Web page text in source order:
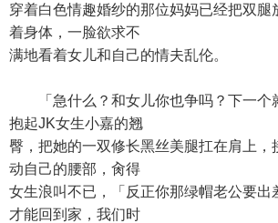
穿着白色情趣婚纱的那位妈妈已经把双腿
着身体，一脸欲求不
满地看着女儿和自己的情夫乱伦。
「急什么？和女儿你也争吗？下一个
抱起JK女生小嘉的翘
臀，把她的一双修长黑丝美腿扛在肩上，
动自己的腰部，肏得
女生浪叫不已，「反正你那绿帽老公要出
才能回到家，我们时